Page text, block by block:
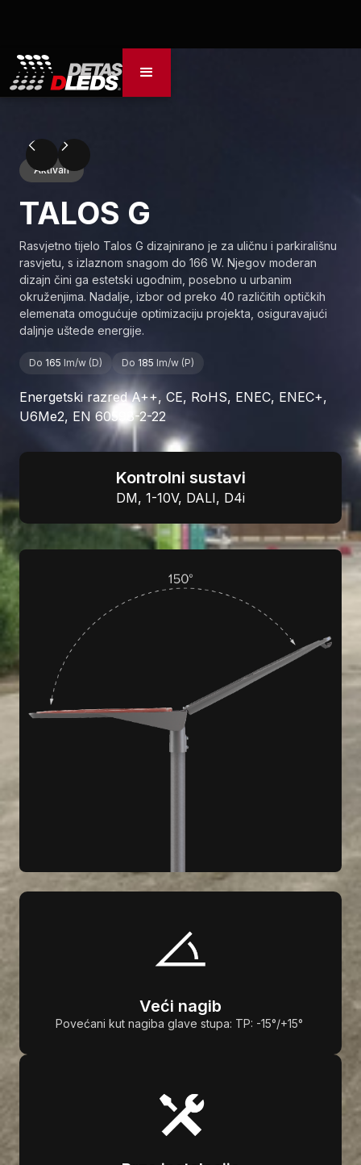
Aktivan
TALOS G
Rasvjetno tijelo Talos G dizajnirano je za uličnu i parkirališnu
rasvjetu, s izlaznom snagom do 166 W. Njegov moderan
dizajn čini ga estetski ugodnim, posebno u urbanim
okruženjima. Nadalje, izbor od preko 40 različitih optičkih
elemenata omogućuje optimizaciju projekta, osiguravajući
daljnje uštede energije.
Do 165 lm/w (D) Do 185 lm/w (P)
Energetski razred A++, CE, RoHS, ENEC, ENEC+,
U6Me2, EN 60598-2-22
Kontrolni sustavi
DM, 1-10V, DALI, D4i
Veći nagib
Povećani kut nagiba glave stupa: TP: -15°/+15°